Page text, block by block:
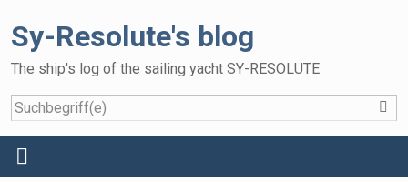
Sy-Resolute's blog
The ship's log of the sailing yacht SY-RESOLUTE